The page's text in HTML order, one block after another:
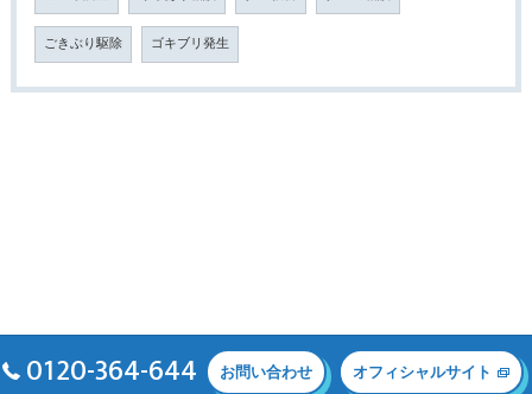
ごきぶり駆除 ゴキブリ発生
0120-364-644 お問い合わせ オフィシャルサイト